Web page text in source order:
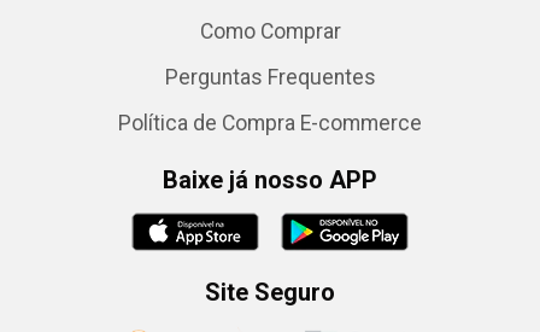
Como Comprar
Perguntas Frequentes
Política de Compra E-commerce
Baixe já nosso APP
Site Seguro